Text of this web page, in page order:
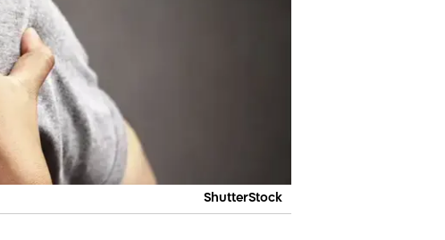
ShutterStock